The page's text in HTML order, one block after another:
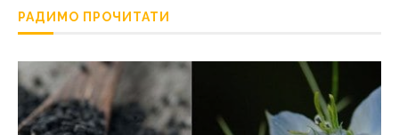
РАДИМО ПРОЧИТАТИ